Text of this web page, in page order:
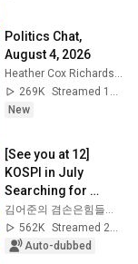
Politics Chat,
August 4, 2026
Heather Cox Richardson
269K
Streamed 1d ago
New
[See you at 12]
KOSPI in July
Searching for
Direction! Starting
Up Today... Is This
the First Ste...
김어준의 겸손은힘들다 뉴스공장
562K
Streamed 2w ago
Auto-dubbed